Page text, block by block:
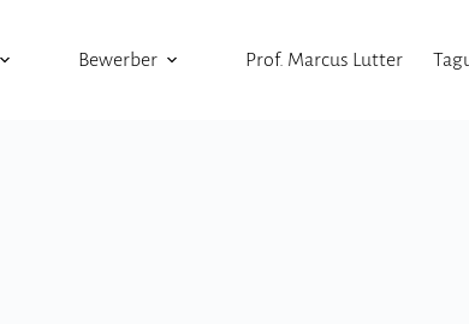
Bewerber Prof. Marcus Lutter